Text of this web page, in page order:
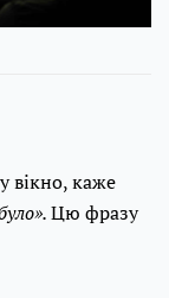
вікно, каже
Цю фразу